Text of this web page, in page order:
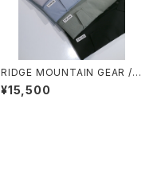
RIDGE MOUNTAIN GEAR / B
ASIC SHORT SLEEVE SHIR
T（MEN）
¥15,500